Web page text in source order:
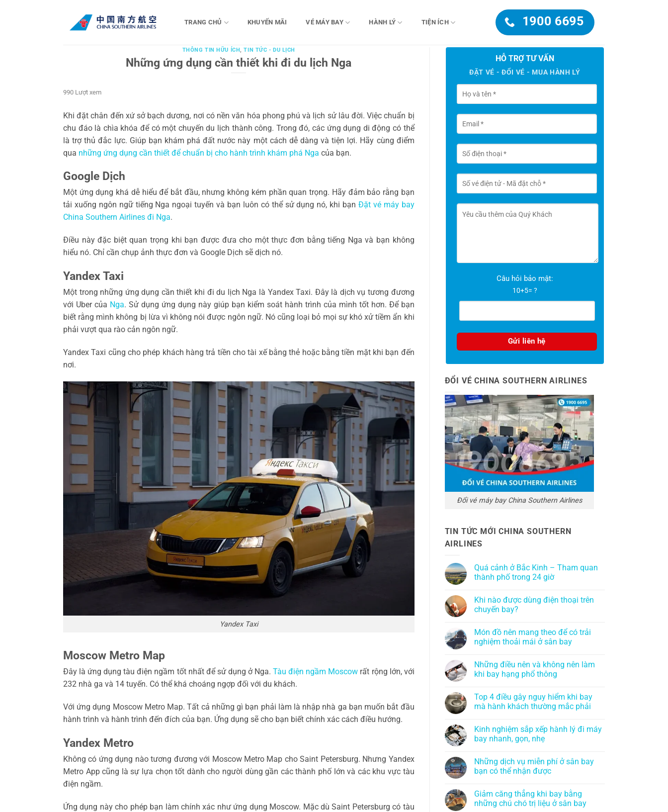
TRANG CHỦ KHUYẾN MÃI VÉ MÁY BAY HÀNH LÝ TIỆN ÍCH 1900 6695
THÔNG TIN HỮU ÍCH,TIN TỨC - DU LỊCH
Những ứng dụng cần thiết khi đi du lịch Nga
990 Lượt xem
Khi đặt chân đến xứ sở bạch dương, nơi có nền văn hóa phong phú và lịch sử lâu đời. Việc chuẩn bị
chu đáo là chìa khóa để có một chuyến du lịch thành công. Trong đó, các ứng dụng di động có thể
là trợ thủ đắc lực. Giúp bạn khám phá đất nước này một cách dễ dàng và tiện lợi. Hãy cùng điểm
qua những ứng dụng cần thiết để chuẩn bị cho hành trình khám phá Nga của bạn.
Google Dịch
Một ứng dụng khá dễ hiểu để bắt đầu, nhưng không kém phần quan trọng. Hãy đảm bảo rằng bạn
tải xuống ngôn ngữ tiếng Nga ngoại tuyến và bạn luôn có thể sử dụng nó, khi bạn Đặt vé máy bay
China Southern Airlines đi Nga.
Điều này đặc biệt quan trọng khi bạn được đưa cho một thực đơn bằng tiếng Nga và bạn không
hiểu nó. Chỉ cần chụp ảnh thực đơn và Google Dịch sẽ dịch nó.
Yandex Taxi
Một trong những ứng dụng cần thiết khi đi du lịch Nga là Yandex Taxi. Đây là dịch vụ tương đương
với Uber của Nga. Sử dụng ứng dụng này giúp bạn kiểm soát hành trình của mình tốt hơn. Để bạn
biết rằng mình không bị lừa vì không nói được ngôn ngữ. Nó cũng loại bỏ mọi sự khó xử tiềm ẩn khi
phải vượt qua rào cản ngôn ngữ.
Yandex Taxi cũng cho phép khách hàng trả tiền cho tài xế bằng thẻ hoặc bằng tiền mặt khi bạn đến
nơi.
Yandex Taxi
Moscow Metro Map
Đây là ứng dụng tàu điện ngầm tốt nhất để sử dụng ở Nga.Tàu điện ngầm Moscow rất rộng lớn, với
232 nhà ga và 14 tuyến. Có thể khá choáng ngợp đối với du khách.
Với ứng dụng Moscow Metro Map. Tất cả những gì bạn phải làm là nhập nhà ga bạn muốn bắt đầu
hành trình và hành trình đến đích của bạn. Ứng dụng sẽ cho bạn biết chính xác cách điều hướng.
Yandex Metro
Không có ứng dụng nào tương đương với Moscow Metro Map cho Saint Petersburg. Nhưng Yandex
Metro App cũng là sự lựa chọn tốt dành cho người dùng gần các thành phố lớn và các khu vực tàu
điện ngầm.
Ứng dụng này cho phép bạn làm chính xác như ứng dụng Moscow. Mặc dù Saint Petersburg có tàu
HỖ TRỢ TƯ VẤN
ĐẶT VÉ - ĐỔI VÉ - MUA HÀNH LÝ
Câu hỏi bảo mật:
10+5= ?
ĐỔI VÉ CHINA SOUTHERN AIRLINES
Đổi vé máy bay China Southern Airlines
TIN TỨC MỚI CHINA SOUTHERN
AIRLINES
Quá cảnh ở Bắc Kinh – Tham quan
thành phố trong 24 giờ
Khi nào được dùng điện thoại trên
chuyến bay?
Món đồ nên mang theo để có trải
nghiệm thoải mái ở sân bay
Những điều nên và không nên làm
khi bay hạng phổ thông
Top 4 điều gây nguy hiểm khi bay
mà hành khách thường mắc phải
Kinh nghiệm sắp xếp hành lý đi máy
bay nhanh, gọn, nhẹ
Những dịch vụ miễn phí ở sân bay
bạn có thể nhận được
Giảm căng thẳng khi bay bằng
những chú chó trị liệu ở sân bay